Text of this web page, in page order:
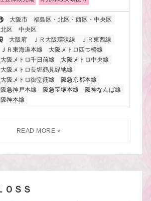
大阪市
福島区・北区・西区・中央区
北区
中央区
大阪府
ＪＲ大阪環状線
ＪＲ東西線
ＪＲ東海道本線
大阪メトロ四つ橋線
大阪メトロ千日前線
大阪メトロ中央線
大阪メトロ長堀鶴見緑地線
大阪メトロ御堂筋線
阪急京都本線
阪急神戸本線
阪急宝塚本線
阪神なんば線
阪神本線
ＯＳＳ